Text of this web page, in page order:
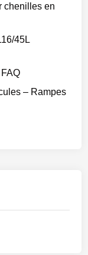
chenilles en
45L
– Rampes